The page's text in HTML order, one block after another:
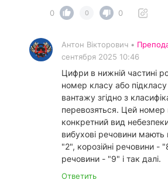
0
0 0
Антон Вікторович •
сентября 2025 10:46
Цифри в нижній частині
номер класу або
вантажу згідно з
перевозяться. Цей номер
конкретний вид
вибухові речовини
"2", корозійні речовини -
речовини - "9" і так далі.
Ответить